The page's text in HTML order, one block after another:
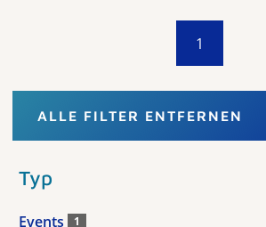
1
ALLE FILTER ENTFERNEN
Typ
Events 1